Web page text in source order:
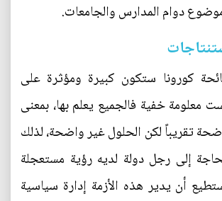
دوام المدارس والجامعات.
كورونا ستكون كبيرة ومؤثرة على
معلومة خفية فالجميع يعلم بها، بمعنى
تقريباً لكن الحلول غير واضحة، لذلك
إلى رجل دولة لديه رؤية مستعجلة
أن يدير هذه الأزمة إدارة سياسية